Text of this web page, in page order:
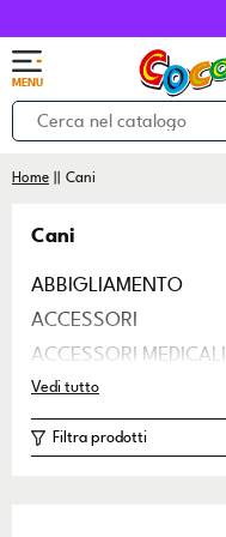
MENU
Home Cani
Cani
ABBIGLIAMENTO
ACCESSORI
ACCESSORI MEDICALI
ALIMENTI SECCHI
ALIMENTI UMIDI
ANTIPARASSITARI
Vedi tutto
Filtra prodotti